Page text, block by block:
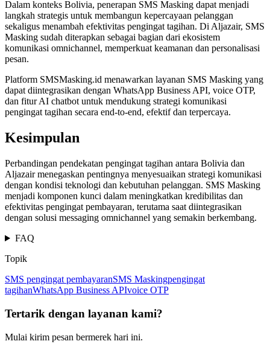
Dalam konteks Bolivia, penerapan SMS Masking dapat menjadi
langkah strategis untuk membangun kepercayaan pelanggan
sekaligus menambah efektivitas pengingat tagihan. Di Aljazair, SMS
Masking sudah diterapkan sebagai bagian dari ekosistem
komunikasi omnichannel, memperkuat keamanan dan personalisasi
pesan.
Platform SMSMasking.id menawarkan layanan SMS Masking yang
dapat diintegrasikan dengan WhatsApp Business API, voice OTP,
dan fitur AI chatbot untuk mendukung strategi komunikasi
pengingat tagihan secara end-to-end, efektif dan terpercaya.
Kesimpulan
Perbandingan pendekatan pengingat tagihan antara Bolivia dan
Aljazair menegaskan pentingnya menyesuaikan strategi komunikasi
dengan kondisi teknologi dan kebutuhan pelanggan. SMS Masking
menjadi komponen kunci dalam meningkatkan kredibilitas dan
efektivitas pengingat pembayaran, terutama saat diintegrasikan
dengan solusi messaging omnichannel yang semakin berkembang.
FAQ
Topik
SMS pengingat pembayaranSMS Maskingpengingat
tagihanWhatsApp Business APIvoice OTP
Tertarik dengan layanan kami?
Mulai kirim pesan bermerek hari ini.